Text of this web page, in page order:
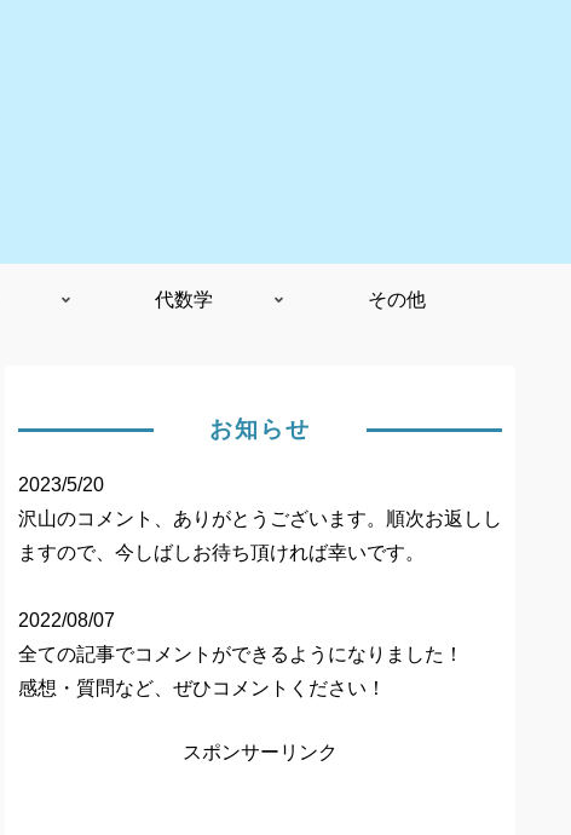
代数学 その他
お知らせ
2023/5/20
沢山のコメント、ありがとうございます。順次お返しし
ますので、今しばしお待ち頂ければ幸いです。
2022/08/07
全ての記事でコメントができるようになりました！
感想・質問など、ぜひコメントください！
スポンサーリンク